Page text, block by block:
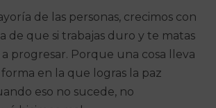
de las personas, crecimos con
de que si trabajas duro y te matas
progresar. Porque una cosa lleva
forma en la que logras la paz
eso no sucede, no